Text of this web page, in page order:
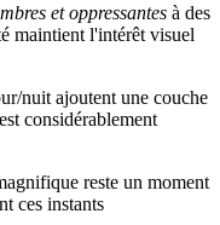
et oppressantes à des
maintient l'intérêt visuel
nuit ajoutent une couche
considérablement
reste un moment
ces instants